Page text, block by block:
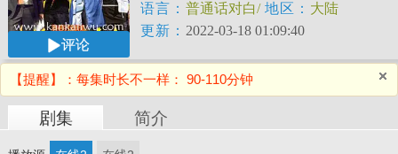
评论
语言： 普通话对白/
中文字幕
地区： 大陆
更新： 2022-03-18 01:09:40
【提醒】：每集时长不一样： 90-110分钟
剧集 简介